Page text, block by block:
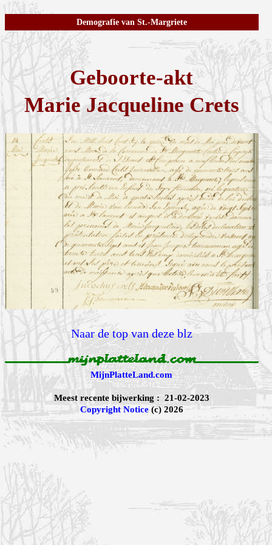
Demografie van St.-Margriete
Geboorte-akt
Marie Jacqueline Crets
Naar de top van deze blz
MijnPlatteLand.com
Meest recente bijwerking : 21-02-2023
Copyright Notice(c) 2026